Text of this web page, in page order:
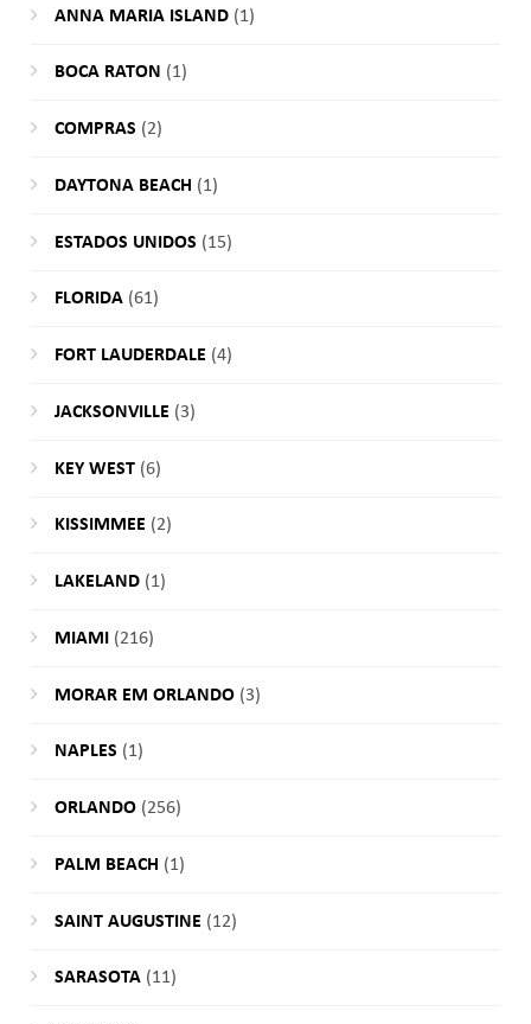
ANNA MARIA ISLAND(1)
BOCA RATON (1)
COMPRAS (2)
DAYTONA BEACH (1)
ESTADOS UNIDOS (15)
FLORIDA(61)
FORT LAUDERDALE (4)
JACKSONVILLE (3)
KEY WEST(6)
KISSIMMEE (2)
LAKELAND(1)
MIAMI (216)
MORAR EM ORLANDO(3)
NAPLES (1)
ORLANDO(256)
PALM BEACH (1)
SAINT AUGUSTINE (12)
SARASOTA(11)